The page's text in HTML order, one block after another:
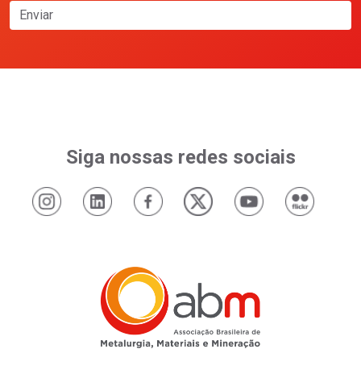
Enviar
Siga nossas redes sociais